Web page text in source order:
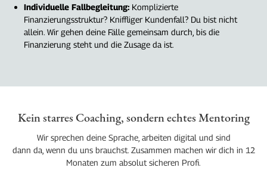
Individuelle Fallbegleitung: Komplizierte
Finanzierungsstruktur? Kniffliger Kundenfall? Du bist nicht
allein. Wir gehen deine Fälle gemeinsam durch, bis die
Finanzierung steht und die Zusage da ist.
Kein starres Coaching, sondern echtes Mentoring
Wir sprechen deine Sprache, arbeiten digital und sind
dann da, wenn du uns brauchst. Zusammen machen wir dich in 12
Monaten zum absolut sicheren Profi.